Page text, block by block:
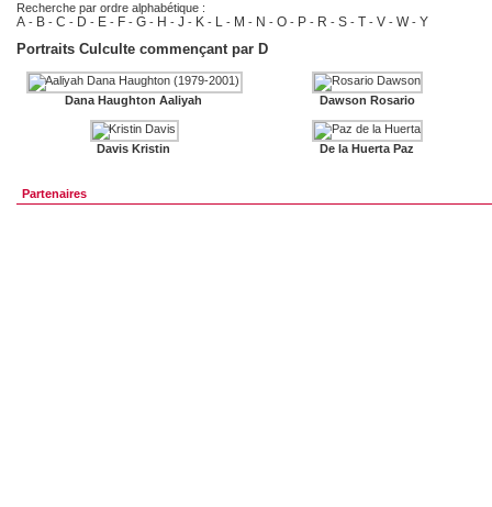
Recherche par ordre alphabétique :
A - B - C - D - E - F - G - H - J - K - L - M - N - O - P - R - S - T - V - W- Y
Portraits Culculte commençant par D
Dana Haughton Aaliyah
Davis Kristin
Dawson Rosario
De la Huerta Paz
Partenaires